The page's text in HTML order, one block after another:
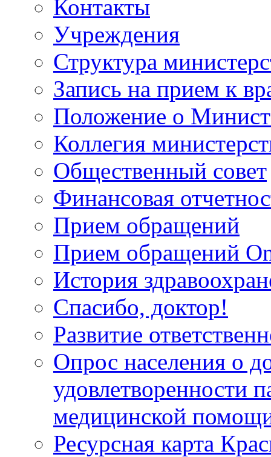
Контакты
Учреждения
Структура
Запись на прием к
Положение о
Коллегия
Общественный совет
Финансовая
Прием обращений
Прием обращений
История
Спасибо, доктор!
Развитие
Опрос населения о
удовлетворенности
медицинской
Ресурсная карта